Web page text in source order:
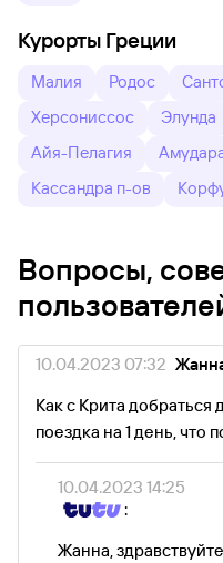
Курорты Греции
Малия Родос
Херсониссос
Элунда
Айя-Пелагия
Кассандра п-ов
Вопросы,
10.04.2023 07:32
Как с Крита
поездка на 1 день, что
10.04.2023 14:25
:
Жанна,